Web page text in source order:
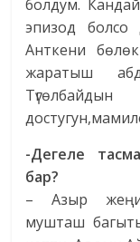
болдум.
эпизод болсо
Анткени
жаратыш
-Дегеле
бар?
– Азыр
мушташ